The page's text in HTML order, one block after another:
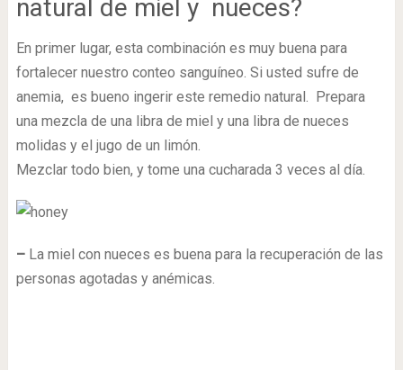
natural de miel y nueces?
En primer lugar, esta combinación es muy buena para
fortalecer nuestro conteo sanguíneo. Si usted sufre de
anemia, es bueno ingerir este remedio natural. Prepara
una mezcla de una libra de miel y una libra de nueces
molidas y el jugo de un limón.
Mezclar todo bien, y tome una cucharada 3 veces al día.
– La miel con nueces es buena para la recuperación de las
personas agotadas y anémicas.